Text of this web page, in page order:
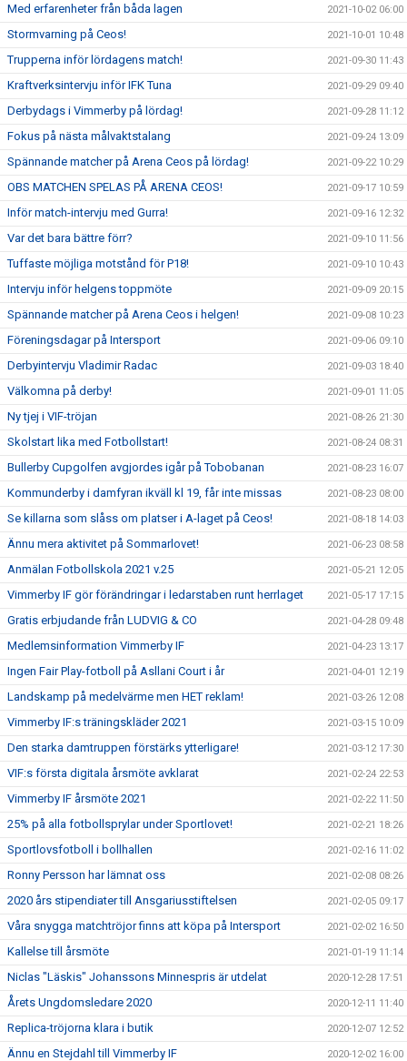
Med erfarenheter från båda lagen 2021-10-02 06:00
Stormvarning på Ceos! 2021-10-01 10:48
Trupperna inför lördagens match! 2021-09-30 11:43
Kraftverksintervju inför IFK Tuna 2021-09-29 09:40
Derbydags i Vimmerby på lördag! 2021-09-28 11:12
Fokus på nästa målvaktstalang 2021-09-24 13:09
Spännande matcher på Arena Ceos på lördag! 2021-09-22 10:29
OBS MATCHEN SPELAS PÅ ARENA CEOS! 2021-09-17 10:59
Inför match-intervju med Gurra! 2021-09-16 12:32
Var det bara bättre förr? 2021-09-10 11:56
Tuffaste möjliga motstånd för P18! 2021-09-10 10:43
Intervju inför helgens toppmöte 2021-09-09 20:15
Spännande matcher på Arena Ceos i helgen! 2021-09-08 10:23
Föreningsdagar på Intersport 2021-09-06 09:10
Derbyintervju Vladimir Radac 2021-09-03 18:40
Välkomna på derby! 2021-09-01 11:05
Ny tjej i VIF-tröjan 2021-08-26 21:30
Skolstart lika med Fotbollstart! 2021-08-24 08:31
Bullerby Cupgolfen avgjordes igår på Tobobanan 2021-08-23 16:07
Kommunderby i damfyran ikväll kl 19, får inte missas 2021-08-23 08:00
Se killarna som slåss om platser i A-laget på Ceos! 2021-08-18 14:03
Ännu mera aktivitet på Sommarlovet! 2021-06-23 08:58
Anmälan Fotbollskola 2021 v.25 2021-05-21 12:05
Vimmerby IF gör förändringar i ledarstaben runt herrlaget 2021-05-17 17:15
Gratis erbjudande från LUDVIG & CO 2021-04-28 09:48
Medlemsinformation Vimmerby IF 2021-04-23 13:17
Ingen Fair Play-fotboll på Asllani Court i år 2021-04-01 12:19
Landskamp på medelvärme men HET reklam! 2021-03-26 12:08
Vimmerby IF:s träningskläder 2021 2021-03-15 10:09
Den starka damtruppen förstärks ytterligare! 2021-03-12 17:30
VIF:s första digitala årsmöte avklarat 2021-02-24 22:53
Vimmerby IF årsmöte 2021 2021-02-22 11:50
25% på alla fotbollsprylar under Sportlovet! 2021-02-21 18:26
Sportlovsfotboll i bollhallen 2021-02-16 11:02
Ronny Persson har lämnat oss 2021-02-08 08:26
2020 års stipendiater till Ansgariusstiftelsen 2021-02-05 09:17
Våra snygga matchtröjor finns att köpa på Intersport 2021-02-02 16:50
Kallelse till årsmöte 2021-01-19 11:14
Niclas "Läskis" Johanssons Minnespris är utdelat 2020-12-28 17:51
Årets Ungdomsledare 2020 2020-12-11 11:40
Replica-tröjorna klara i butik 2020-12-07 12:52
Ännu en Stejdahl till Vimmerby IF 2020-12-02 16:00